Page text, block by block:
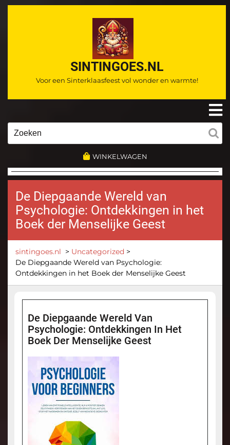
Ga
SINTINGOES.NL
Voor een Sinterklaasfeest vol wonder en warmte!
WINKELWAGEN
De Diepgaande Wereld van
Psychologie: Ontdekkingen in het
Boek der Menselijke Geest
sintingoes.nl > Uncategorized >
De Diepgaande Wereld van Psychologie:
Ontdekkingen in het Boek der Menselijke Geest
De Diepgaande Wereld Van
Psychologie: Ontdekkingen In Het
Boek Der Menselijke Geest